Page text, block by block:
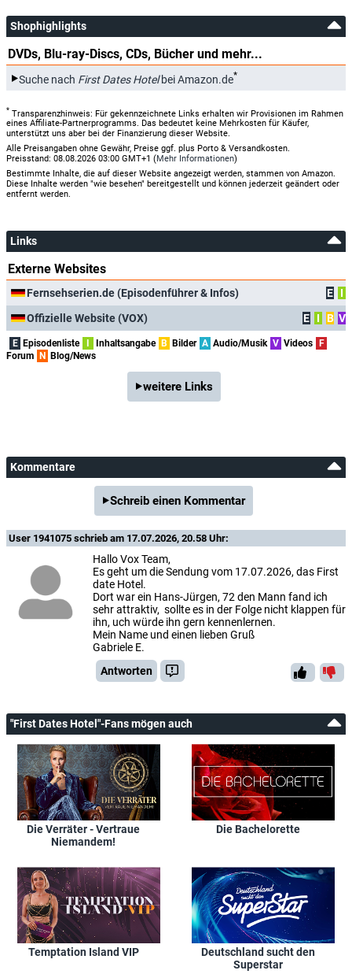
Shophighlights
DVDs, Blu-ray-Discs, CDs, Bücher und mehr...
Suche nach First Dates Hotelbei Amazon.de*
* Transparenzhinweis: Für gekennzeichnete Links erhalten wir Provisionen im Rahmen
eines Affiliate-Partnerprogramms. Das bedeutet keine Mehrkosten für Käufer,
unterstützt uns aber bei der Finanzierung dieser Website.
Alle Preisangaben ohne Gewähr, Preise ggf. plus Porto & Versandkosten.
Preisstand: 08.08.2026 03:00 GMT+1 (Mehr Informationen)
Bestimmte Inhalte, die auf dieser Website angezeigt werden, stammen von Amazon.
Diese Inhalte werden "wie besehen" bereitgestellt und können jederzeit geändert oder
entfernt werden.
Links
Externe Websites
Fernsehserien.de (Episodenführer & Infos) E
I
Offizielle Website (VOX)
E I B V
E Episodenliste Inhaltsangabe B Bilder A Audio/Musik V Videos
F
Forum
N Blog/News
weitere Links
Kommentare
Schreib einen Kommentar
User 1941075 schrieb am 17.07.2026, 20.58 Uhr:
Hallo Vox Team,
Es geht um die Sendung vom 17.07.2026, das First
date Hotel.
Dort war ein Hans-Jürgen, 72 den Mann fand ich
sehr attraktiv, sollte es in der Folge nicht klappen für
ihn, uch würde ihn gern kennenlernen.
Mein Name und einen lieben Gruß
Gabriele E.
Antworten
"First Dates Hotel"-Fans mögen auch
Die Verräter - Vertraue
Niemandem!
Die Bachelorette
Temptation Island VIP
Deutschland sucht den
Superstar